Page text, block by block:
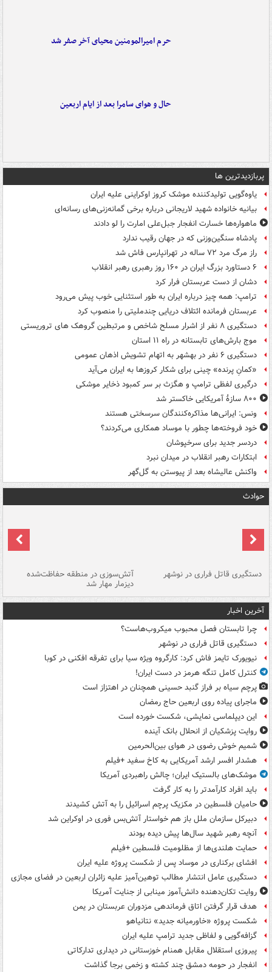
حرم امیرالمومنین محیای آخر صفر شد
حال و هوای سامرا بعد از ایام اربعین
پربازدیدترین ها
یاوه‌گویی تولیدکننده موشک کروز اوکراینی علیه ایران
بیانیه خانواده شهید لاریجانی درباره برخی گمانه‌زنی‌های رسانه‌ای
ماهواره‌ها خسارت انفجار جبل‌علی امارت را لو دادند
پادشاه سنگین‌وزنی که در جهان رقیب ندارد
راز مرگ مرد ۷۲ ساله در تهرانپارس فاش شد
۶ دستاورد بزرگ ایران در ۱۶۰ روز رهبری رهبر انقلاب
دشان از دست عربستان فرار کرد
ترامپ: همه چیز درباره ایران به طور استثنایی خوب پیش می‌رود
عربستان فرمانده ائتلاف دریایی چندملیتی را منصوب کرد
دستگیری ۸ نفر از اشرار مسلح شاخص و مرتبطین گروهک های تروریستی
موج بارش‌های تابستانه در راه ۱۱ استان
دستگیری ۶ نفر در بهشهر به اتهام تشویش اذهان عمومی
«کمانِ پرنده» چینی برای شکار کروزها به ایران می‌آید
درگیری لفظی ترامپ و هگزث بر سر کمبود ذخایر موشکی
۸۰۰ سازۀ آمریکایی خاکستر شد
ونس: ایرانی‌ها مذاکره‌کنندگان سرسختی هستند
خود فروخته‌ها چطور با موساد همکاری می‌کردند؟
دردسر جدید برای سرخپوشان
ابتکارات رهبر انقلاب در میدان نبرد
واکنش عالیشاه بعد از پیوستن به گل‌گهر
حوادث
دستگیری قاتل فراری در نوشهر آتش‌سوزی در منطقه حفاظت‌شده
دیزمار مهار شد
آخرین اخبار
چرا تابستان فصل محبوب میکروب‌هاست؟
دستگیری قاتل فراری در نوشهر
نیویورک تایمز فاش کرد: کارگروه ویژه سیا برای تفرقه افکنی در کوبا
کنترل کامل تنگه هرمز در دست ایران!
پرچم سیاه بر فراز گنبد حسینی همچنان در اهتزاز است
ماجرای پیاده روی اربعین حاج رمضان
این دیپلماسی نمایشی، شکست خورده است
روایت پزشکیان از انحلال بانک آینده
شمیم خوش رضوی در هوای بین‌الحرمین
هشدار افسر ارشد آمریکایی به کاخ سفید +فیلم
موشک‌های بالستیک ایران؛ چالش راهبردی آمریکا
باید افراد کارآمدتر را به کار گرفت
حامیان فلسطین در مکزیک پرچم اسرائیل را به آتش کشیدند
دبیرکل سازمان ملل باز هم خواستار آتش‌بس فوری در اوکراین شد
آنچه رهبر شهید سال‌ها پیش دیده بودند
حمایت هلندی‌ها از مظلومیت فلسطین +فیلم
افشای برکناری در موساد پس از شکست پروژه علیه ایران
دستگیری عامل انتشار مطالب توهین‌آمیز علیه زائران اربعین در فضای مجازی
روایت تکان‌دهنده دانش‌آموز مینابی از جنایت آمریکا
هدف قرار گرفتن اتاق‌ فرماندهی مزدوران عربستان در یمن
شکست پروژه «خاورمیانه جدید» نتانیاهو
گزافه‌گویی و لفاظی جدید ترامپ علیه ایران
پیروزی استقلال مقابل همنام خوزستانی در دیداری تدارکاتی
انفجار در حومه دمشق چند کشته و زخمی برجا گذاشت